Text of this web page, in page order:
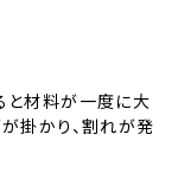
と材料が一度に大
掛かり、割れが発